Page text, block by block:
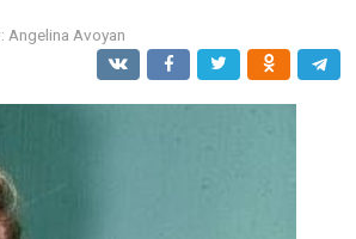
Angelina Avoyan